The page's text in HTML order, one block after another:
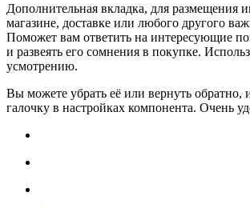
Дополнительная вкладка, для размещения
магазине, доставке или любого другого
Поможет вам ответить на интересующие
и развеять его сомнения в покупке.
усмотрению.
Вы можете убрать её или вернуть обратно,
галочку в настройках компонента. Очень